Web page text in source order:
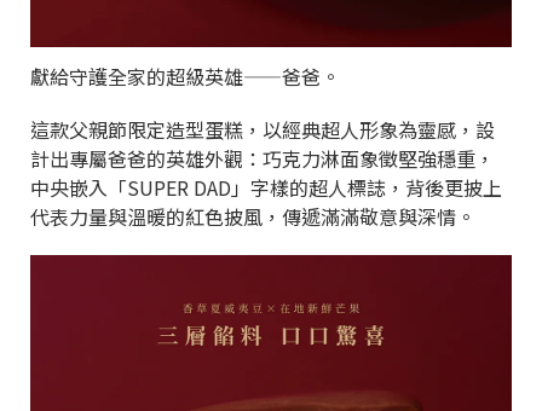
獻給守護全家的超級英雄——爸爸。
這款父親節限定造型蛋糕，以經典超人形象為靈感，設
計出專屬爸爸的英雄外觀：巧克力淋面象徵堅強穩重，
中央嵌入「SUPER DAD」字樣的超人標誌，背後更披上
代表力量與溫暖的紅色披風，傳遞滿滿敬意與深情。